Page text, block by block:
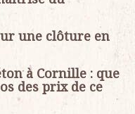
une clôture en
à Cornille : que
des prix de ce